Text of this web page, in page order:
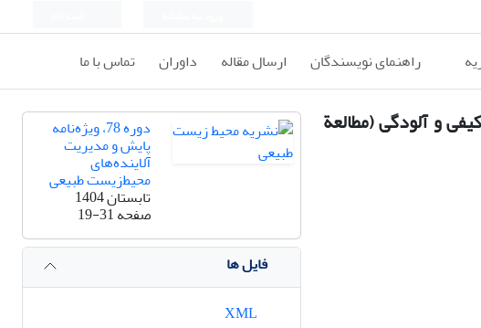
راهنمای نویسندگان ارسال مقاله داوران تماس با ما
و آلودگی (مطالعة دوره 78، ویژه‌نامه
پایش و مدیریت
آلاینده‌های
محیط‌زیست طبیعی
تابستان 1404
صفحه19-31
فایل ها